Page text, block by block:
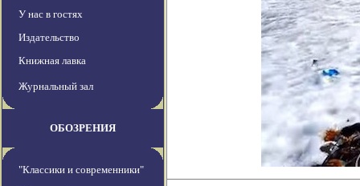
У нас в гостях
Издательство
Книжная лавка
Журнальный зал
ОБОЗРЕНИЯ
"Классики и современники"